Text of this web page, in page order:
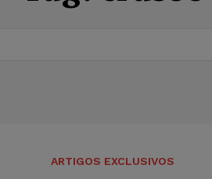
ARTIGOS EXCLUSIVOS